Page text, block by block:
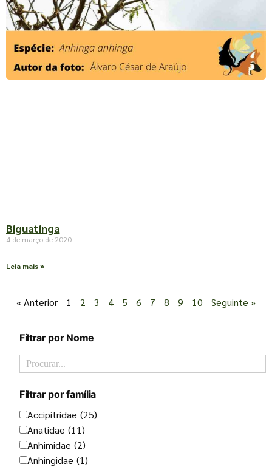
Biguatinga
4 de março de 2020
Leia mais »
« Anterior 1 2 3 4 5 6 7 8 9 10 Seguinte »
Filtrar por Nome
Filtrar por família
Accipitridae (25)
Anatidae (11)
Anhimidae (2)
Anhingidae (1)